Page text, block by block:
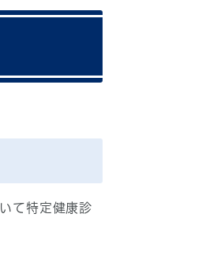
て特定健康診